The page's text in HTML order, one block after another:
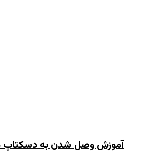
آموزش وصل شدن به دسکتاپ